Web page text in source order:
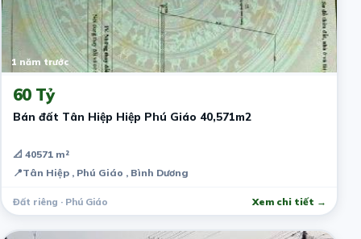
1 năm trước
60 Tỷ
Bán đất Tân Hiệp Hiệp Phú Giáo 40,571m2
📐 40571 m²
📍Tân Hiệp , Phú Giáo , Bình Dương
Đất riêng · Phú Giáo Xem chi tiết →